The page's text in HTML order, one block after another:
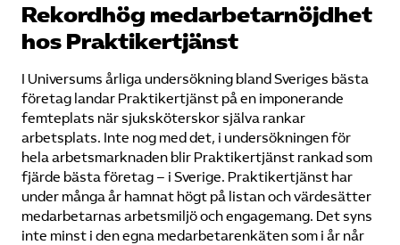
Rekordhög medarbetarnöjdhet
hos Praktikertjänst
I Universums årliga undersökning bland Sveriges bästa
företag landar Praktikertjänst på en imponerande
femteplats när sjuksköterskor själva rankar
arbetsplats. Inte nog med det, i undersökningen för
hela arbetsmarknaden blir Praktikertjänst rankad som
fjärde bästa företag – i Sverige. Praktikertjänst har
under många år hamnat högt på listan och värdesätter
medarbetarnas arbetsmiljö och engagemang. Det syns
inte minst i den egna medarbetarenkäten som i år når